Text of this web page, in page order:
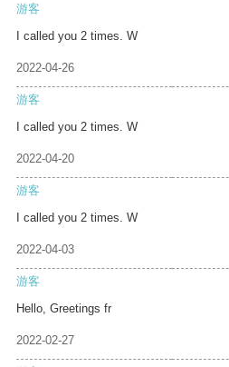
游客
I called you 2 times. W
2022-04-26
游客
I called you 2 times. W
2022-04-20
游客
I called you 2 times. W
2022-04-03
游客
Hello, Greetings fr
2022-02-27